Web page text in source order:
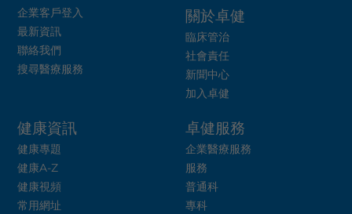
企業客戶登入
最新資訊
聯絡我們
搜尋醫療服務
關於卓健
臨床管治
社會責任
新聞中心
加入卓健
健康資訊
健康專題
健康A-Z
健康視頻
常用網址
卓健服務
企業醫療服務
服務
普通科
專科